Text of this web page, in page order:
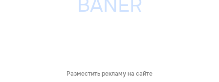
Разместить рекламу на сайте